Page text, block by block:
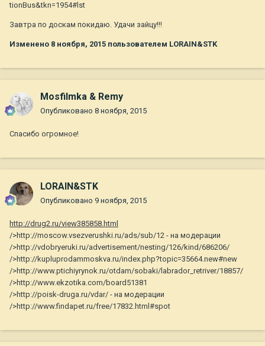
tionBus&tkn=1954#lst
Завтра по доскам покидаю. Удачи зайцу!!!
Изменено 8 ноября, 2015 пользователем LORAIN&STK
Mosfilmka & Remy
Опубликовано 8 ноября, 2015
Спасибо огромное!
LORAIN&STK
Опубликовано 9 ноября, 2015
http://drug2.ru/view385858.html
/>http://moscow.vsezverushki.ru/ads/sub/12 - на модерации
/>http://vdobryeruki.ru/advertisement/nesting/126/kind/686206/
/>http://kupluprodammoskva.ru/index.php?topic=35664.new#new
/>http://www.ptichiyrynok.ru/otdam/sobaki/labrador_retriver/18857/
/>http://www.ekzotika.com/board51381
/>http://poisk-druga.ru/vdar/ - на модерации
/>http://www.findapet.ru/free/17832.html#spot